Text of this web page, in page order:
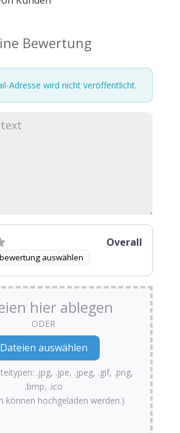
Bewertung
Adresse wird nicht veröffentlicht.
auswählen
Overall
hier ablegen
ODER
.jpg, .jpe, .jpeg, .gif, .png,
.bmp, .ico
können hochgeladen werden.)